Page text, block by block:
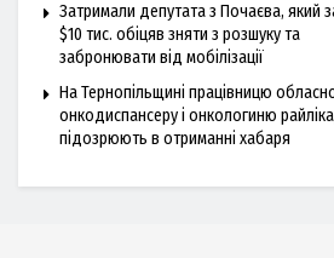
Затримали депутата з Почаєва, який
$10 тис. обіцяв зняти з розшуку та
забронювати від мобілізації
На Тернопільщині працівницю
онкодиспансеру і онкологиню
підозрюють в отриманні хабаря